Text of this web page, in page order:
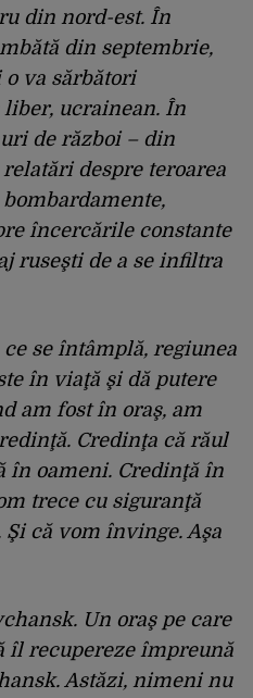
din nord-est. În
din septembrie,
o va sărbători
liber, ucrainean. În
de război – din
despre teroarea
încercările constante
ruseşti de a se infiltra
se întâmplă, regiunea
în viaţă şi dă putere
am fost în oraş, am
Credinţa că răul
în oameni. Credinţă în
trece cu siguranţă
Şi că vom învinge. Aşa
Un oraş pe care
îl recupereze împreună
Astăzi, nimeni nu